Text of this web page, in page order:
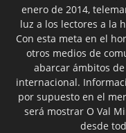
enero de 2014,
luz a los lectores a la
Con esta meta en el
otros medios de
abarcar ámbitos
internacional.
por supuesto en el
será mostrar O Val
desde